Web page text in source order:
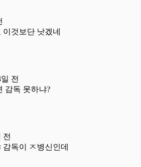
것보단 낫겠네
전
감독 못하냐?
전
독이 ㅈ병신인데